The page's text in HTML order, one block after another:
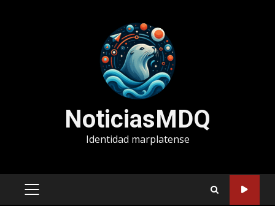
NoticiasMDQ
Identidad marplatense
MENÚ